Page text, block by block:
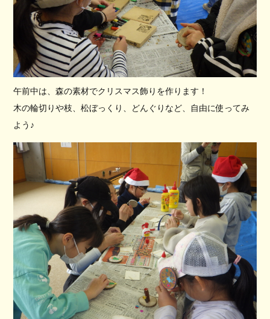
午前中は、森の素材でクリスマス飾りを作ります！
木の輪切りや枝、松ぼっくり、どんぐりなど、自由に使ってみ
よう♪